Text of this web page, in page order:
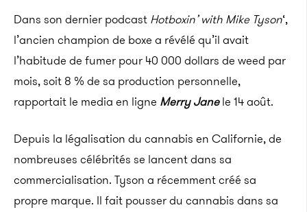
Dans son dernier podcast Hotboxin’ with Mike Tyson‘,
l’ancien champion de boxe a révélé qu’il avait
l’habitude de fumer pour 40 000 dollars de weed par
mois, soit 8 % de sa production personnelle,
rapportait le media en ligne Merry Janele 14 août.
Depuis la légalisation du cannabis en Californie, de
nombreuses célébrités se lancent dans sa
commercialisation. Tyson a récemment créé sa
propre marque. Il fait pousser du cannabis dans sa